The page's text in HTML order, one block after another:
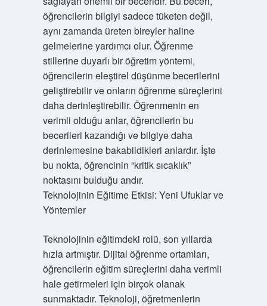
öğrencilerin bilgiyi sadece tüketen değil,
aynı zamanda üreten bireyler haline
gelmelerine yardımcı olur. Öğrenme
stillerine duyarlı bir öğretim yöntemi,
öğrencilerin eleştirel düşünme becerilerini
geliştirebilir ve onların öğrenme süreçlerini
daha derinleştirebilir. Öğrenmenin en
verimli olduğu anlar, öğrencilerin bu
becerileri kazandığı ve bilgiye daha
derinlemesine bakabildikleri anlardır. İşte
bu nokta, öğrencinin “kritik sıcaklık”
noktasını bulduğu andır.
Teknolojinin Eğitime Etkisi: Yeni Ufuklar ve
Yöntemler
Teknolojinin eğitimdeki rolü, son yıllarda
hızla artmıştır. Dijital öğrenme ortamları,
öğrencilerin eğitim süreçlerini daha verimli
hale getirmeleri için birçok olanak
sunmaktadır. Teknoloji, öğretmenlerin